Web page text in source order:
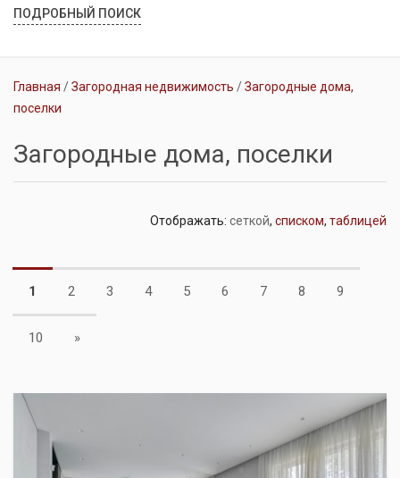
ПОДРОБНЫЙ ПОИСК
Главная Загородная недвижимость
Загородные дома,
поселки
Загородные дома, поселки
Отображать: сеткой, списком, таблицей
1 2 3 4 5 6 7 8 9
10 »Next